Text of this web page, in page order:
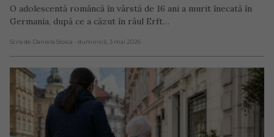
O adolescentă româncă în vârstă de 16 ani a murit înecată în
Germania, după ce a căzut în râul Erft…
Scris de Daniela Stoica - duminică, 3 mai 2026